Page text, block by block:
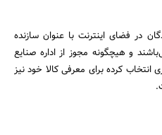
در فضای اینترنت با عنوان سازنده
و هیچگونه مجوز از اداره صنایع
کرده برای معرفی کالا خود نیز